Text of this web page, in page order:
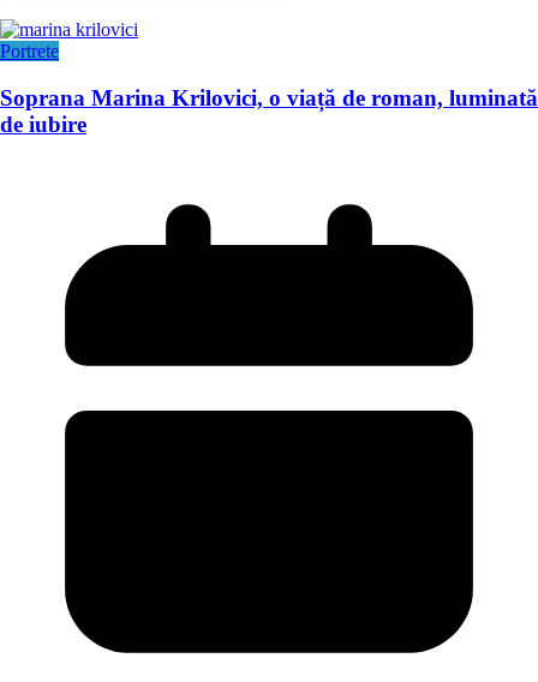
Portrete
Soprana Marina Krilovici, o viață de roman, luminată
de iubire